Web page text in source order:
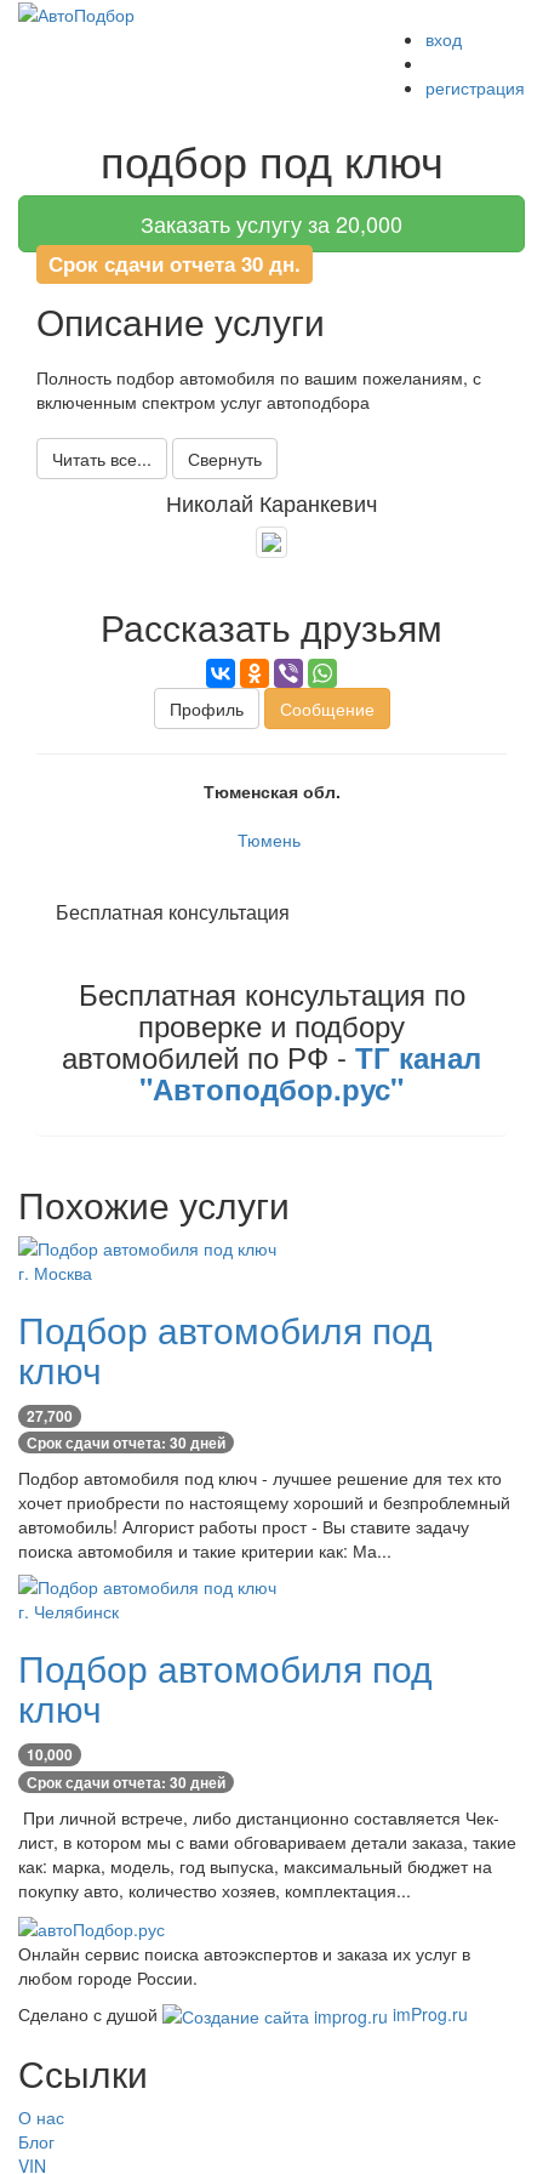
вход
регистрация
подбор под ключ
Заказать услугу за 20,000
Срок сдачи отчета 30 дн.
Описание услуги
Полность подбор автомобиля по вашим пожеланиям, с
включенным спектром услуг автоподбора
Читать все... Свернуть
Николай Каранкевич
Рассказать друзьям
Профиль Сообщение
Тюменская обл.
Тюмень
Бесплатная консультация
Бесплатная консультация по
проверке и подбору
автомобилей по РФ - ТГ канал
"Автоподбор.рус"
Похожие услуги
г. Москва
Подбор автомобиля под
ключ
27,700
Срок сдачи отчета: 30 дней
Подбор автомобиля под ключ - лучшее решение для тех кто
хочет приобрести по настоящему хороший и безпроблемный
автомобиль! Алгорист работы прост - Вы ставите задачу
поиска автомобиля и такие критерии как: Ма...
г. Челябинск
Подбор автомобиля под
ключ
10,000
Срок сдачи отчета: 30 дней
При личной встрече, либо дистанционно составляется Чек-
лист, в котором мы с вами обговариваем детали заказа, такие
как: марка, модель, год выпуска, максимальный бюджет на
покупку авто, количество хозяев, комплектация...
Онлайн сервис поиска автоэкспертов и заказа их услуг в
любом городе России.
Сделано с душой
imProg.ru
Ссылки
О нас
Блог
VIN